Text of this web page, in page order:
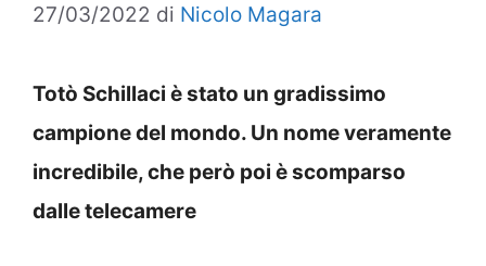
27/03/2022 di Nicolo Magara
Totò Schillaci è stato un gradissimo
campione del mondo. Un nome veramente
incredibile, che però poi è scomparso
dalle telecamere